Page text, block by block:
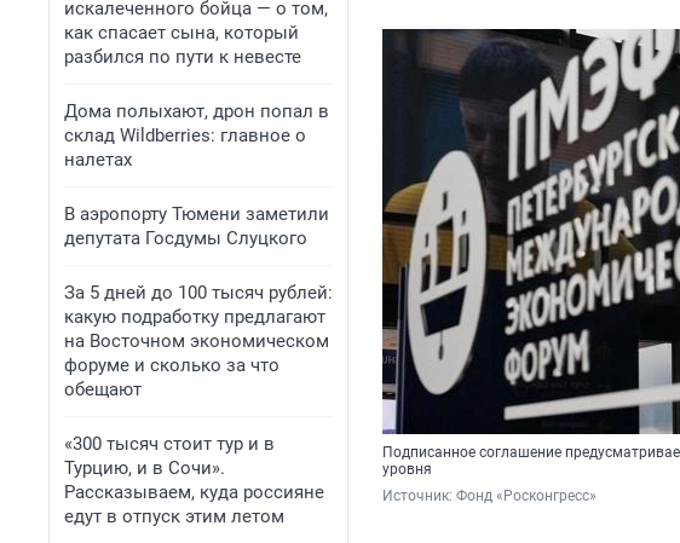
искалеченного бойца — о том,
как спасает сына, который
разбился по пути к невесте
Дома полыхают, дрон попал в
склад Wildberries: главное о
налетах
В аэропорту Тюмени заметили
депутата Госдумы Слуцкого
За 5 дней до 100 тысяч рублей:
какую подработку предлагают
на Восточном экономическом
форуме и сколько за что
обещают
«300 тысяч стоит тур и в
Турцию, и в Сочи».
Рассказываем, куда россияне
едут в отпуск этим летом
Подписанное соглашение
уровня
Источник: Фонд «Росконгресс»